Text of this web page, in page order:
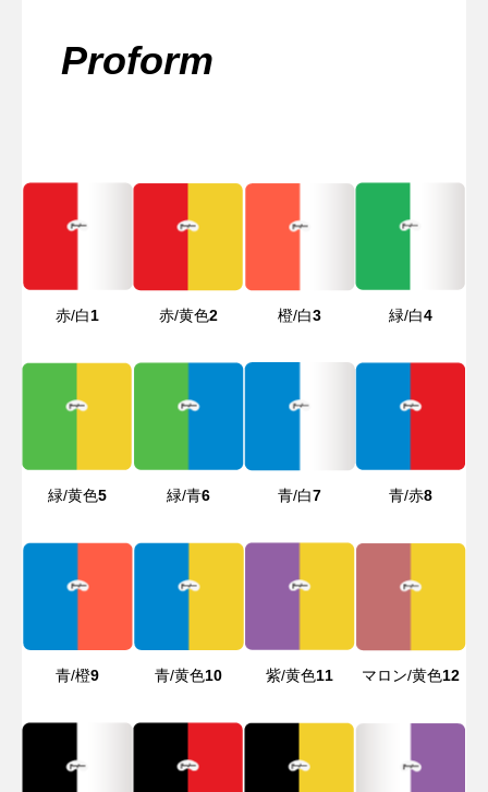
Proform
赤/白1 赤/黄色2 橙/白3 緑/白4
緑/黄色5 緑/青6 青/白7 青/赤8
青/橙9 青/黄色10 紫/黄色11 マロン/黄色12